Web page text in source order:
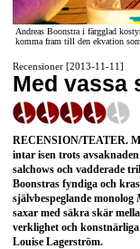
Andreas Boonstra i färgglad
komma fram till den ekvation
Recensioner [2013-11-11]
Med vassa
RECENSION/TEATER.
intar isen trots
salchows och vadderade
Boonstras fyndiga och
självbespeglande monolog
saxar med säkra skär
verklighet och
Louise Lagerström.